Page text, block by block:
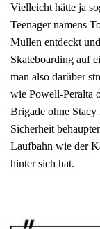
Vielleicht hätte ja
Teenager namens
Mullen entdeckt
Skateboarding auf
man also darüber
wie Powell-Peralta
Brigade ohne Stacy
Sicherheit
Laufbahn wie der
hinter sich hat.